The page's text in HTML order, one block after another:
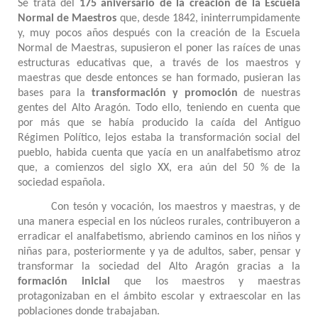
Se trata del 175 aniversario de la creación de la Escuela
Normal de Maestros que, desde 1842, ininterrumpidamente
y, muy pocos años después con la creación de la Escuela
Normal de Maestras, supusieron el poner las raíces de unas
estructuras educativas que, a través de los maestros y
maestras que desde entonces se han formado, pusieran las
bases para latransformación y promoción de nuestras
gentes del Alto Aragón. Todo ello, teniendo en cuenta que
por más que se había producido la caída del Antiguo
Régimen Político, lejos estaba la transformación social del
pueblo, habida cuenta que yacía en un analfabetismo atroz
que, a comienzos del siglo XX, era aún del 50 % de la
sociedad española.
Con tesón y vocación, los maestros y maestras, y de
una manera especial en los núcleos rurales, contribuyeron a
erradicar el analfabetismo, abriendo caminos en los niños y
niñas para, posteriormente y ya de adultos, saber, pensar y
transformar la sociedad del Alto Aragón gracias a la
formación inicial
que los maestros y maestras
protagonizaban en el ámbito escolar y extraescolar en las
poblaciones donde trabajaban.